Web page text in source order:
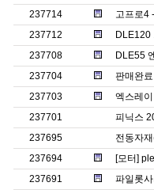
237714
고프로4
237712
DLE120
237708
DLE55
237704
판매완
237703
엑스레
237701
피닉스
237695
전동자
237694
[모터]
237691
파일롯